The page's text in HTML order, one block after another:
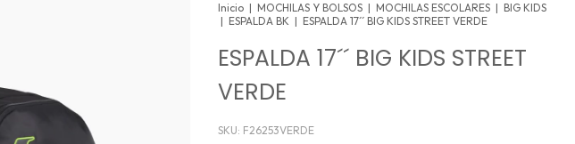
Inicio | MOCHILAS Y BOLSOS | MOCHILAS ESCOLARES | BIG KIDS
| ESPALDA BK | ESPALDA 17´´ BIG KIDS STREET VERDE
ESPALDA 17´´ BIG KIDS STREET
VERDE
SKU: F26253VERDE